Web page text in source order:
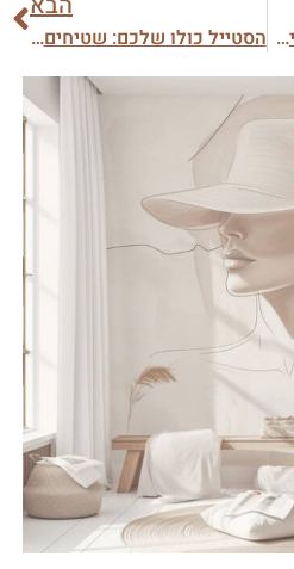
שטיחים לסלון? טפטים לקיר? הצצה אל תוך עולם סטודיו לעיצוב הסטייל כולו שלכם: שטיחים, טפטים, מדבקות קיר בעיצוב אישי!